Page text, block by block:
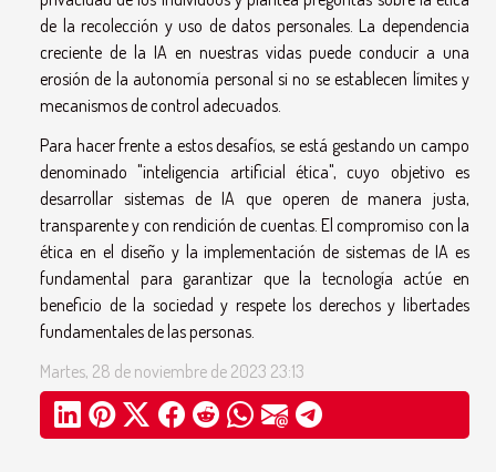
de la recolección y uso de datos personales. La dependencia
creciente de la IA en nuestras vidas puede conducir a una
erosión de la autonomía personal si no se establecen límites y
mecanismos de control adecuados.
Para hacer frente a estos desafíos, se está gestando un campo
denominado "inteligencia artificial ética", cuyo objetivo es
desarrollar sistemas de IA que operen de manera justa,
transparente y con rendición de cuentas. El compromiso con la
ética en el diseño y la implementación de sistemas de IA es
fundamental para garantizar que la tecnología actúe en
beneficio de la sociedad y respete los derechos y libertades
fundamentales de las personas.
Martes, 28 de noviembre de 2023 23:13